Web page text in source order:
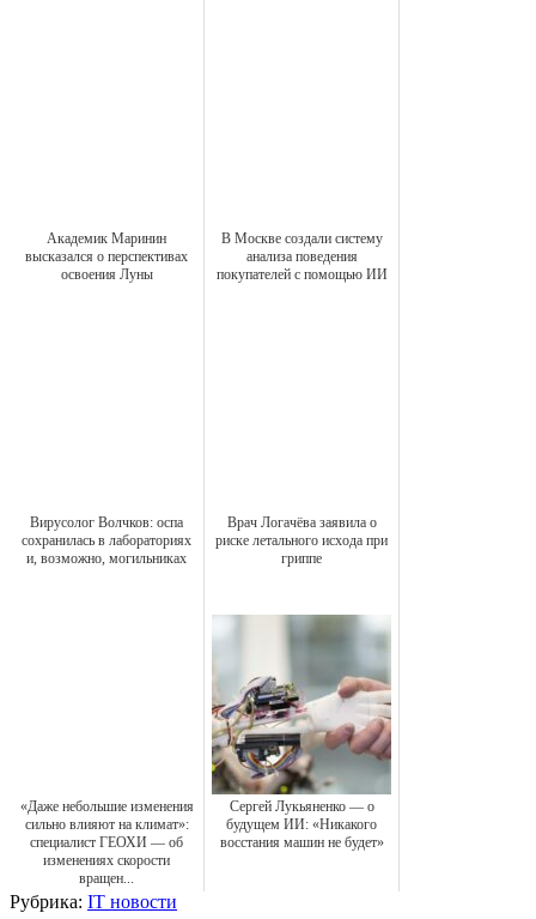
Академик Маринин
высказался о перспективах
освоения Луны
В Москве создали систему
анализа поведения
покупателей с помощью ИИ
Вирусолог Волчков: оспа
сохранилась в лабораториях
и, возможно, могильниках
Врач Логачёва заявила о
риске летального исхода при
гриппе
«Даже небольшие изменения
сильно влияют на климат»:
специалист ГЕОХИ — об
изменениях скорости
вращен...
Сергей Лукьяненко — о
будущем ИИ: «Никакого
восстания машин не будет»
Рубрика: IT новости